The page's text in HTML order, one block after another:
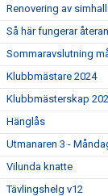
Renovering av
Så här fungerar
Sommaravslutning
Klubbmästare 2024
Klubbmästerskap
Hänglås
Utmanaren 3 -
Vilunda knatte
Tävlingshelg v12